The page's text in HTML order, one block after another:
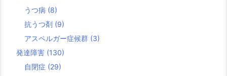
うつ病 (8)
抗うつ剤 (9)
アスペルガー症候群 (3)
発達障害 (130)
自閉症 (29)